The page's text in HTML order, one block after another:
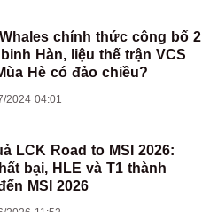
chính thức công bố 2
Hàn, liệu thế trận VCS
Hè có đảo chiều?
2024 04:01
LCK Road to MSI 2026:
bại, HLE và T1 thành
MSI 2026